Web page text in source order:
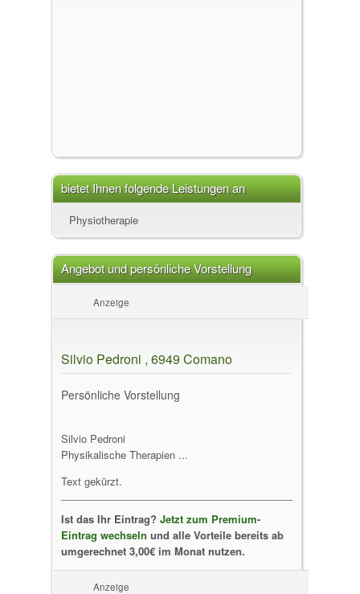
bietet Ihnen folgende Leistungen an
Physiotherapie
Angebot und persönliche Vorstellung
Anzeige
Silvio Pedroni , 6949 Comano
Persönliche Vorstellung
Silvio Pedroni
Physikalische Therapien ...
Text gekürzt.
Ist das Ihr Eintrag? Jetzt zum Premium-
Eintrag wechseln und alle Vorteile bereits ab
umgerechnet 3,00€ im Monat nutzen.
Anzeige